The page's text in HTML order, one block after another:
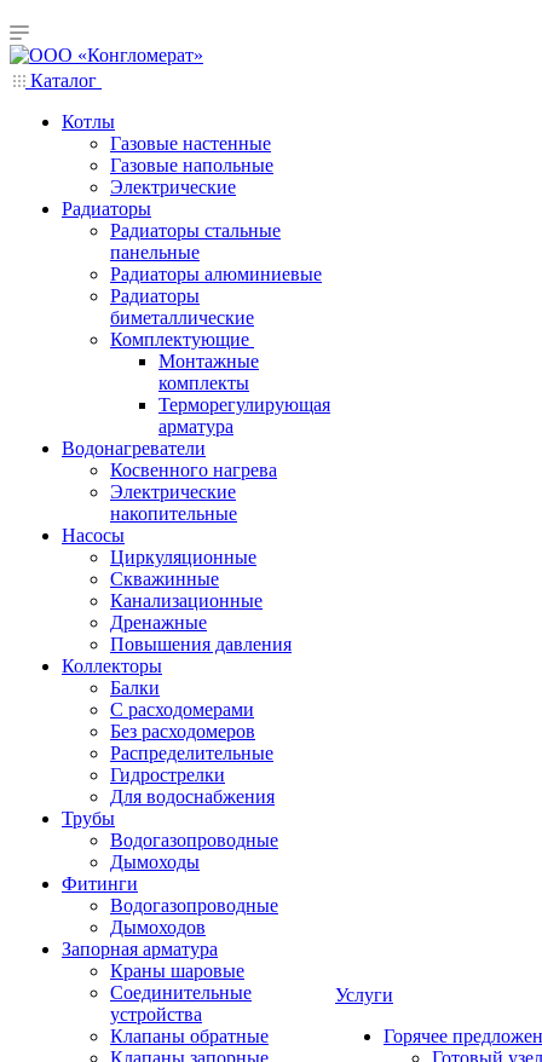
Каталог
Котлы
Газовые настенные
Газовые напольные
Электрические
Радиаторы
Радиаторы стальные
панельные
Радиаторы алюминиевые
Радиаторы
биметаллические
Комплектующие
Монтажные
комплекты
Терморегулирующая
арматура
Водонагреватели
Косвенного нагрева
Электрические
накопительные
Насосы
Циркуляционные
Скважинные
Канализационные
Дренажные
Повышения давления
Коллекторы
Балки
С расходомерами
Без расходомеров
Распределительные
Гидрострелки
Для водоснабжения
Трубы
Водогазопроводные
Дымоходы
Фитинги
Водогазопроводные
Дымоходов
Запорная арматура
Краны шаровые
Соединительные
устройства
Клапаны обратные
Клапаны запорные
Услуги
Горячее
Готовый узел